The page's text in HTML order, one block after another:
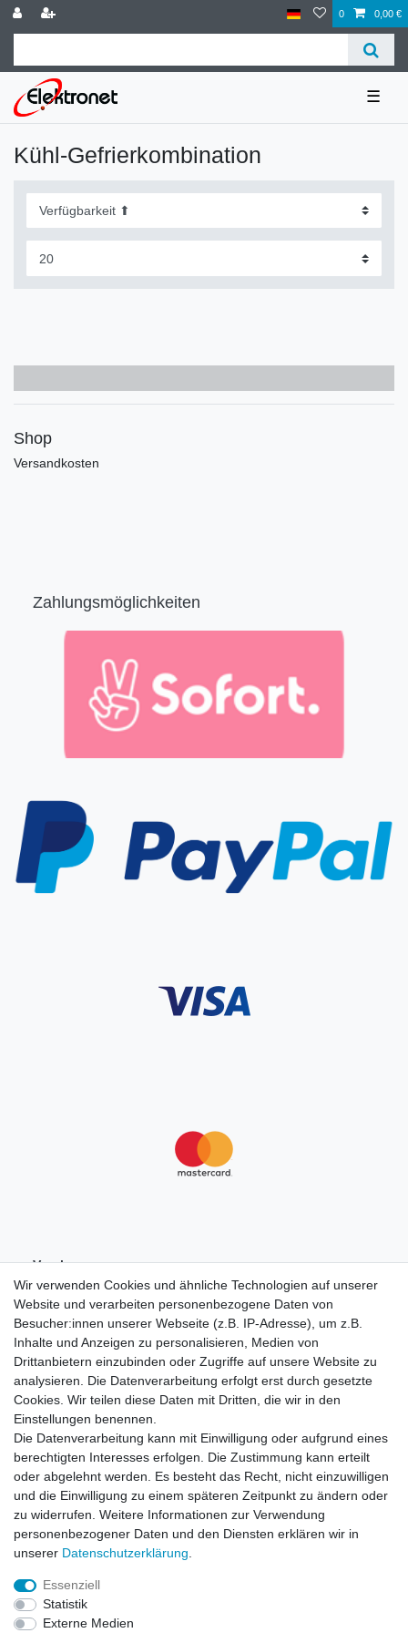
0 0,00 €
☰
Kühl-Gefrierkombination
Shop
Versandkosten
Zahlungsmöglichkeiten
Vorab-
Überweisung
Wir verwenden Cookies und ähnliche Technologien auf unserer
Website und verarbeiten personenbezogene Daten von
Besucher:innen unserer Webseite (z.B. IP-Adresse), um z.B.
Inhalte und Anzeigen zu personalisieren, Medien von
Drittanbietern einzubinden oder Zugriffe auf unsere Website zu
analysieren. Die Datenverarbeitung erfolgt erst durch gesetzte
Cookies. Wir teilen diese Daten mit Dritten, die wir in den
Einstellungen benennen.
Die Datenverarbeitung kann mit Einwilligung oder aufgrund eines
berechtigten Interesses erfolgen. Die Zustimmung kann erteilt
oder abgelehnt werden. Es besteht das Recht, nicht einzuwilligen
und die Einwilligung zu einem späteren Zeitpunkt zu ändern oder
zu widerrufen. Weitere Informationen zur Verwendung
personenbezogener Daten und den Diensten erklären wir in
unserer Daten­schutz­erklärung
Essenziell
Statistik
Externe Medien